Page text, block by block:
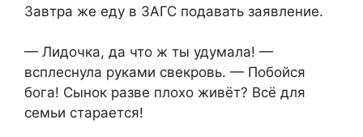
Завтра же еду в ЗАГС подавать заявление.
— Лидочка, да что ж ты удумала! —
всплеснула руками свекровь. — Побойся
бога! Сынок разве плохо живёт? Всё для
семьи старается!